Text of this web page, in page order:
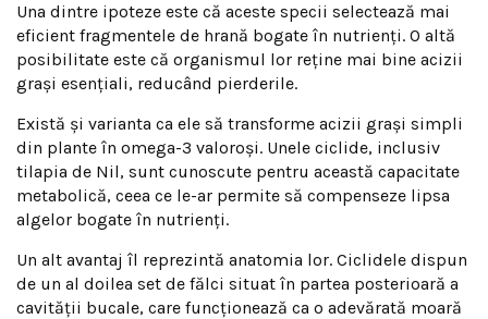
Una dintre ipoteze este că aceste specii selectează mai
eficient fragmentele de hrană bogate în nutrienți. O altă
posibilitate este că organismul lor reține mai bine acizii
grași esențiali, reducând pierderile.
Există și varianta ca ele să transforme acizii grași simpli
din plante în omega-3 valoroși. Unele ciclide, inclusiv
tilapia de Nil, sunt cunoscute pentru această capacitate
metabolică, ceea ce le-ar permite să compenseze lipsa
algelor bogate în nutrienți.
Un alt avantaj îl reprezintă anatomia lor. Ciclidele dispun
de un al doilea set de fălci situat în partea posterioară a
cavității bucale, care funcționează ca o adevărată moară